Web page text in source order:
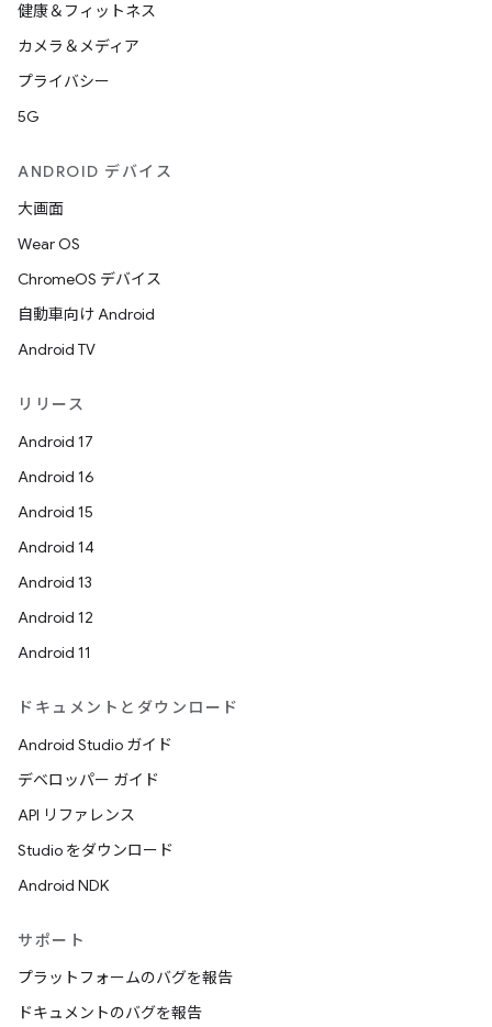
健康＆フィットネス
カメラ＆メディア
プライバシー
5G
ANDROID デバイス
大画面
Wear OS
ChromeOS デバイス
自動車向け Android
Android TV
リリース
Android 17
Android 16
Android 15
Android 14
Android 13
Android 12
Android 11
ドキュメントとダウンロード
Android Studio ガイド
デベロッパー ガイド
API リファレンス
Studio をダウンロード
Android NDK
サポート
プラットフォームのバグを報告
ドキュメントのバグを報告